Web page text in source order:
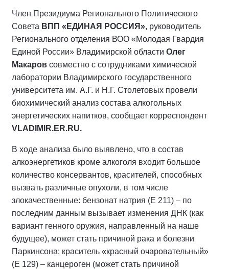
Член Президиума Регионального Политического
Совета ВПП «ЕДИНАЯ РОССИЯ», руководитель
Регионального отделения ВОО «Молодая Гвардия
Единой России» Владимирской области Олег
Макаров совместно с сотрудниками химической
лаборатории Владимирского государственного
университета им. А.Г. и Н.Г. Столетовых провели
биохимический анализ состава алкогольных
энергетических напитков, сообщает корреспондент
VLADIMIR.ER.RU.
В ходе анализа было выявлено, что в состав
алкоэнергетиков кроме алкоголя входит большое
количество консервантов, красителей, способных
вызвать различные опухоли, в том числе
злокачественные: бензонат натрия (Е 211) – по
последним данным вызывает изменения ДНК (как
вариант генного оружия, направленный на наше
будущее), может стать причиной рака и болезни
Паркинсона; краситель «красный очаровательный»
(Е 129) – канцероген (может стать причиной